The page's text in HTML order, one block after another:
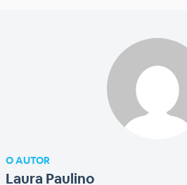
O AUTOR
Laura Paulino